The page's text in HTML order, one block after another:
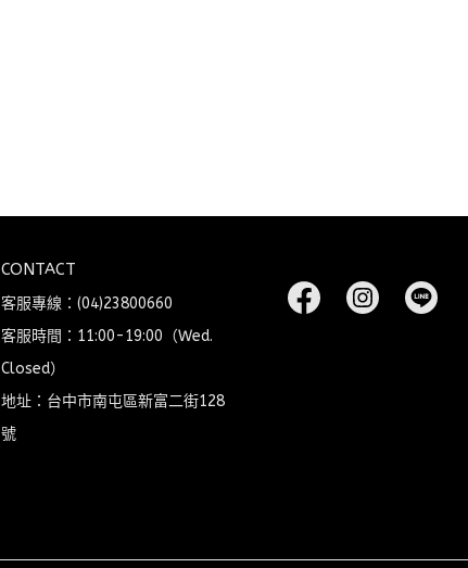
CONTACT
客服專線：(04)23800660
客服時間：11:00-19:00（Wed.
Closed）
地址：台中市南屯區新富二街128
號